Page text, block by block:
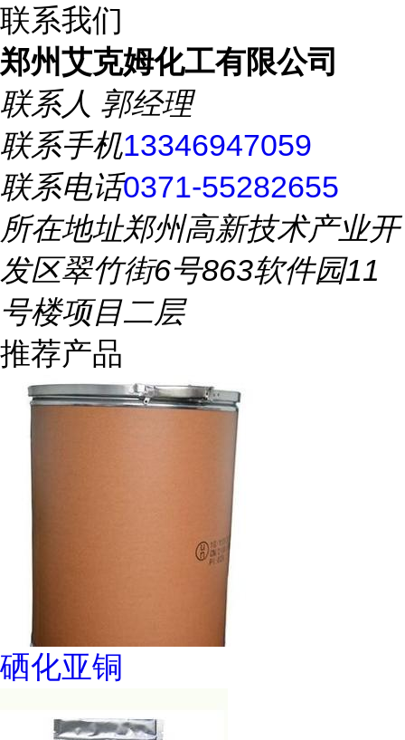
联系我们
郑州艾克姆化工有限公司
联系人 郭经理
联系手机13346947059
联系电话0371-55282655
所在地址郑州高新技术产业开
发区翠竹街6号863软件园11
号楼项目二层
推荐产品
硒化亚铜